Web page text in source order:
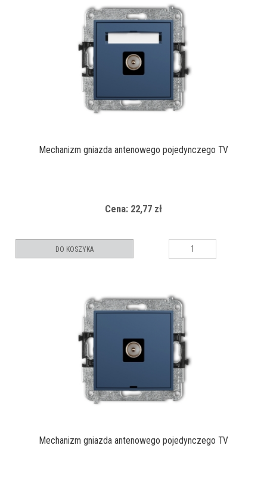
Mechanizm gniazda antenowego pojedynczego TV
Cena: 22,77 zł
DO KOSZYKA
Mechanizm gniazda antenowego pojedynczego TV